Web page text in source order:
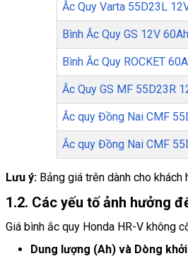
Ắc Quy Varta 55D23L
Bình Ắc Quy GS 12V
Bình Ắc Quy ROCKET
Ắc Quy GS MF 55D23R
Ắc quy Đồng Nai CMF
Ắc quy Đồng Nai CMF
Lưu ý: Bảng giá trên dành cho
1.2. Các yếu tố ảnh hưởng
Giá bình ắc quy Honda HR-V không
Dung lượng (Ah) và Dòng